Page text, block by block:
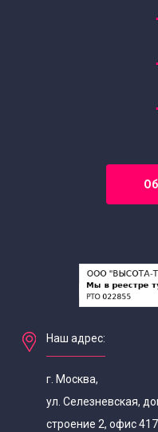
Наш адрес:
г. Москва,
ул. Селезневская,
строение 2, офис 417